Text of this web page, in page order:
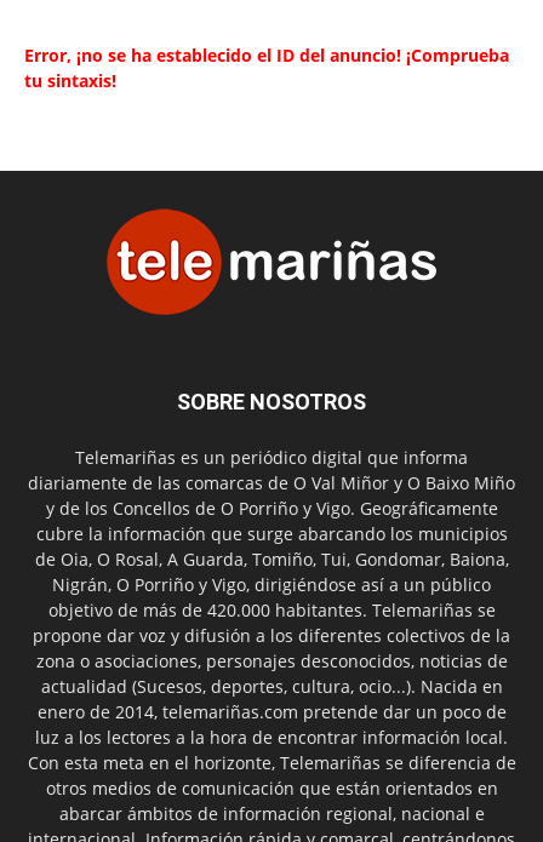
Error, ¡no se ha establecido el ID del anuncio! ¡Comprueba
tu sintaxis!
SOBRE NOSOTROS
Telemariñas es un periódico digital que informa
diariamente de las comarcas de O Val Miñor y O Baixo Miño
y de los Concellos de O Porriño y Vigo. Geográficamente
cubre la información que surge abarcando los municipios
de Oia, O Rosal, A Guarda, Tomiño, Tui, Gondomar, Baiona,
Nigrán, O Porriño y Vigo, dirigiéndose así a un público
objetivo de más de 420.000 habitantes. Telemariñas se
propone dar voz y difusión a los diferentes colectivos de la
zona o asociaciones, personajes desconocidos, noticias de
actualidad (Sucesos, deportes, cultura, ocio...). Nacida en
enero de 2014, telemariñas.com pretende dar un poco de
luz a los lectores a la hora de encontrar información local.
Con esta meta en el horizonte, Telemariñas se diferencia de
otros medios de comunicación que están orientados en
abarcar ámbitos de información regional, nacional e